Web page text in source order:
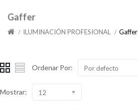
Gaffer
ILUMINACIÓN PROFESIONAL Gaffer
Ordenar Por: Por defecto
Mostrar: 12